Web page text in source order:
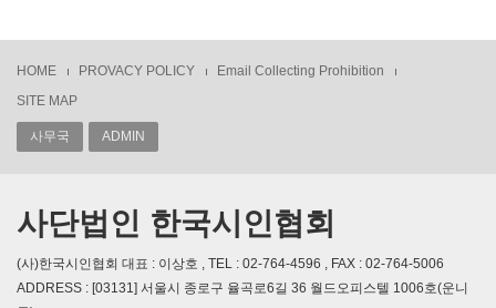
HOME PROVACY POLICY
Email Collecting Prohibition
SITE MAP
사무국 ADMIN
사단법인 한국시인협회
(사)한국시인협회 대표 : 이상호 , TEL : 02-764-4596 , FAX : 02-764-5006
ADDRESS : [03131] 서울시 종로구 율곡로6길 36 월드오피스텔 1006호(운니